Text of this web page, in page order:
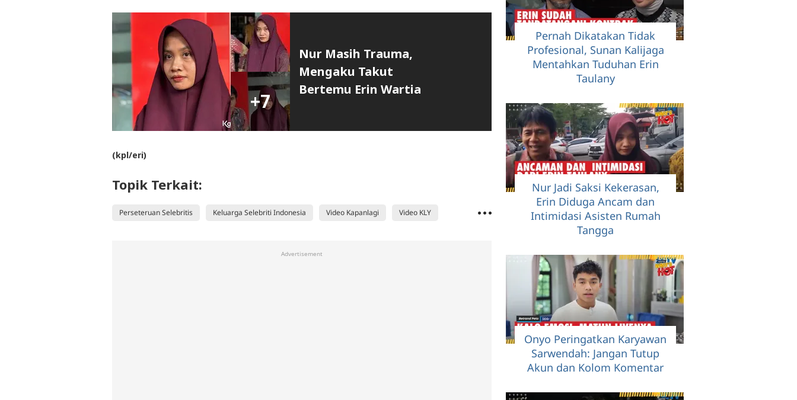
+7
Nur Masih Trauma,
Mengaku Takut
Bertemu Erin Wartia
(kpl/eri)
Topik Terkait:
Perseteruan Selebritis Keluarga Selebriti Indonesia Video Kapanlagi Video KLY
Advertisement
Pernah Dikatakan Tidak
Profesional, Sunan Kalijaga
Mentahkan Tuduhan Erin
Taulany
Nur Jadi Saksi Kekerasan,
Erin Diduga Ancam dan
Intimidasi Asisten Rumah
Tangga
Onyo Peringatkan Karyawan
Sarwendah: Jangan Tutup
Akun dan Kolom Komentar